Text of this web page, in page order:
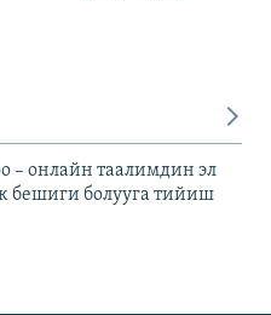
– онлайн таалимдин эл
бешиги болууга тийиш